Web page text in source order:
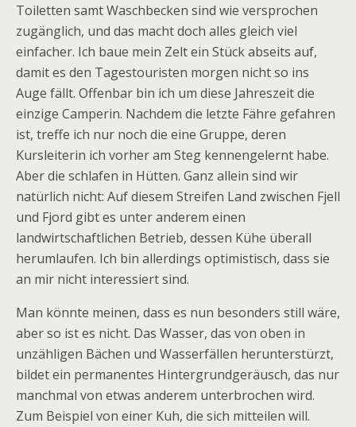
Toiletten samt Waschbecken sind wie versprochen
zugänglich, und das macht doch alles gleich viel
einfacher. Ich baue mein Zelt ein Stück abseits auf,
damit es den Tagestouristen morgen nicht so ins
Auge fällt. Offenbar bin ich um diese Jahreszeit die
einzige Camperin. Nachdem die letzte Fähre gefahren
ist, treffe ich nur noch die eine Gruppe, deren
Kursleiterin ich vorher am Steg kennengelernt habe.
Aber die schlafen in Hütten. Ganz allein sind wir
natürlich nicht: Auf diesem Streifen Land zwischen Fjell
und Fjord gibt es unter anderem einen
landwirtschaftlichen Betrieb, dessen Kühe überall
herumlaufen. Ich bin allerdings optimistisch, dass sie
an mir nicht interessiert sind.
Man könnte meinen, dass es nun besonders still wäre,
aber so ist es nicht. Das Wasser, das von oben in
unzähligen Bächen und Wasserfällen herunterstürzt,
bildet ein permanentes Hintergrundgeräusch, das nur
manchmal von etwas anderem unterbrochen wird.
Zum Beispiel von einer Kuh, die sich mitteilen will.